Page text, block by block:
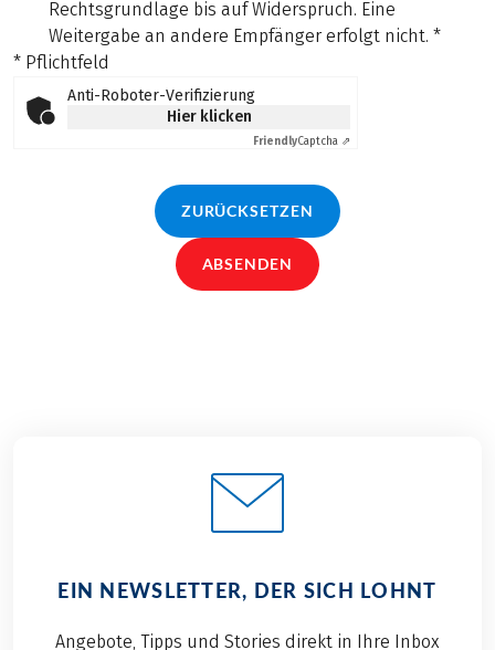
Rechtsgrundlage bis auf Widerspruch. Eine
Weitergabe an andere Empfänger erfolgt nicht. *
* Pflichtfeld
Anti-Roboter-Verifizierung
Hier klicken
FriendlyCaptcha ⇗
ZURÜCKSETZEN
ABSENDEN
EIN NEWSLETTER, DER SICH LOHNT
Angebote, Tipps und Stories direkt in Ihre Inbox